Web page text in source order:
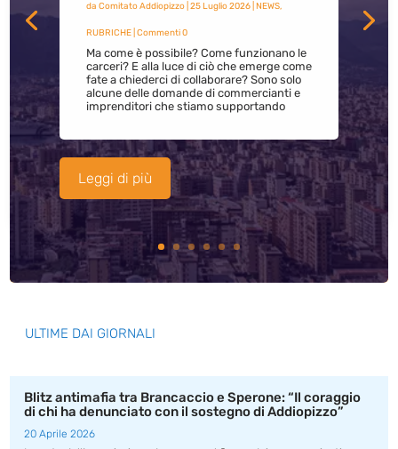
da Comitato Addiopizzo| 25 Luglio 2026| NEWS,
RUBRICHE| Commenti 0
Ma come è possibile? Come funzionano le
carceri? E alla luce di ciò che emerge come
fate a chiederci di collaborare? Sono solo
alcune delle domande di commercianti e
imprenditori che stiamo supportando
Leggi di più
ULTIME DAI GIORNALI
Blitz antimafia tra Brancaccio e Sperone: “Il coraggio
di chi ha denunciato con il sostegno di Addiopizzo”
20 Aprile 2026